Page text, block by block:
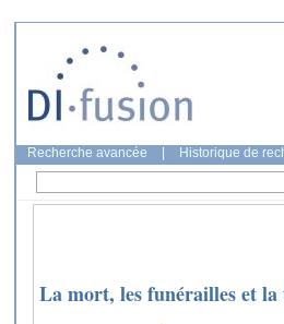
Recherche avancée Historique de
La mort, les funérailles et